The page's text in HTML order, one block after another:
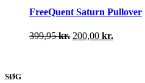
varesiden
har
varianter.
Mulighederne
FreeQuent Saturn Pullover
399,95kr. Den
200,00 kr.
SØG